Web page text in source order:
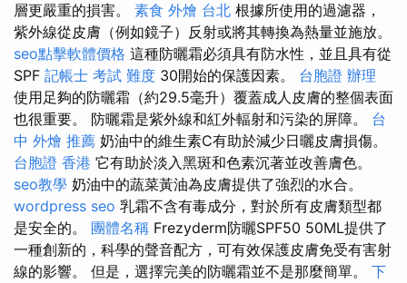
層更嚴重的損害。 素食 外燴 台北 根據所使用的過濾器，
紫外線從皮膚（例如鏡子）反射或將其轉換為熱量並施放。
seo點擊軟體價格 這種防曬霜必須具有防水性，並且具有從
SPF 記帳士 考試 難度 30開始的保護因素。 台胞證 辦理
使用足夠的防曬霜（約29.5毫升）覆蓋成人皮膚的整個表面
也很重要。 防曬霜是紫外線和紅外輻射和污染的屏障。 台
中 外燴 推薦 奶油中的維生素C有助於減少日曬皮膚損傷。
台胞證 香港 它有助於淡入黑斑和色素沉著並改善膚色。
seo教學 奶油中的蔬菜黃油為皮膚提供了強烈的水合。
wordpress seo 乳霜不含有毒成分，對於所有皮膚類型都
是安全的。 團體名稱 Frezyderm防曬SPF50 50ML提供了
一種創新的，科學的聲音配方，可有效保護皮膚免受有害射
線的影響。 但是，選擇完美的防曬霜並不是那麼簡單。 下